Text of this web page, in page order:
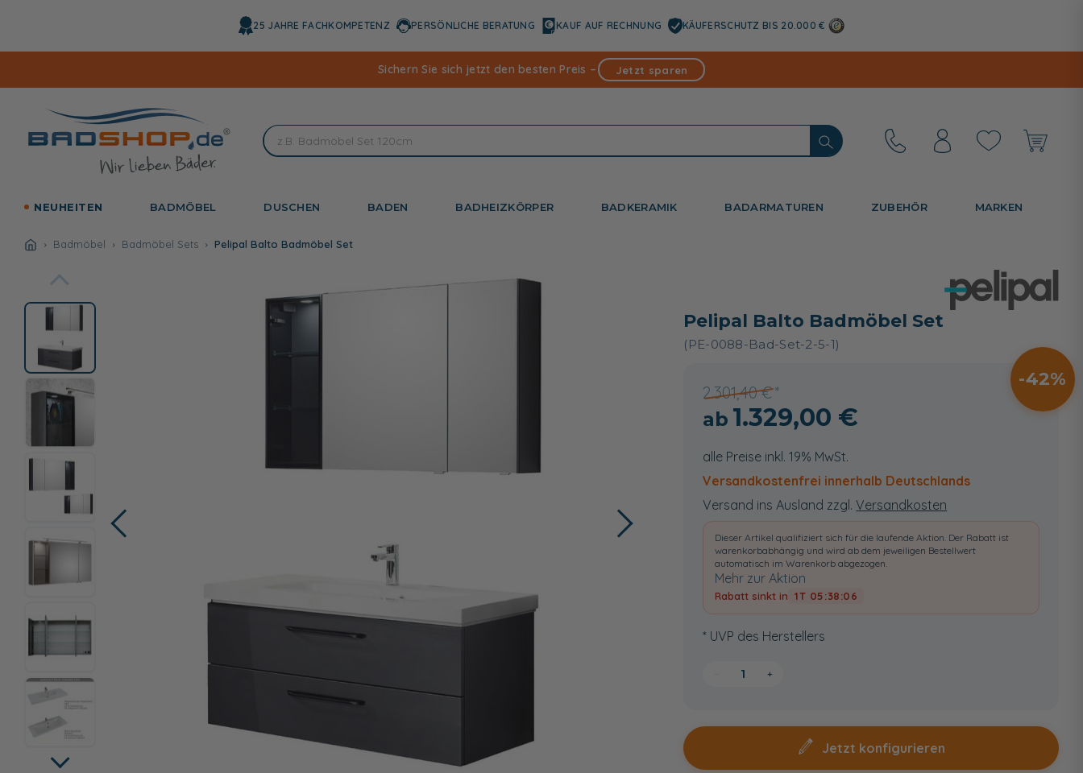
25 JAHRE FACHKOMPETENZ PERSÖNLICHE BERATUNG KAUF AUF RECHNUNG KÄUFERSCHUTZ BIS 20.000 €
Sichern Sie sich jetzt den besten Preis – Jetzt sparen
NEUHEITEN BADMÖBEL DUSCHEN BADEN BADHEIZKÖRPER BADKERAMIK BADARMATUREN ZUBEHÖR MARKEN
Badmöbel Badmöbel Sets Pelipal Balto Badmöbel Set
Pelipal Balto Badmöbel Set
(PE-0088-Bad-Set-2-5-1)
2.301,40 €
42
1.329,00 €
alle Preise inkl. 19% MwSt.
Versandkostenfrei innerhalb Deutschlands
Versand ins Ausland zzgl.Versandkosten
Dieser Artikel qualifiziert sich für die laufende Aktion. Der Rabatt ist
warenkorbabhängig und wird ab dem jeweiligen Bestellwert
automatisch im Warenkorb abgezogen.
Mehr zur Aktion
Rabatt sinkt in 1T 05:38:05
* UVP des Herstellers
+
Jetzt konfigurieren